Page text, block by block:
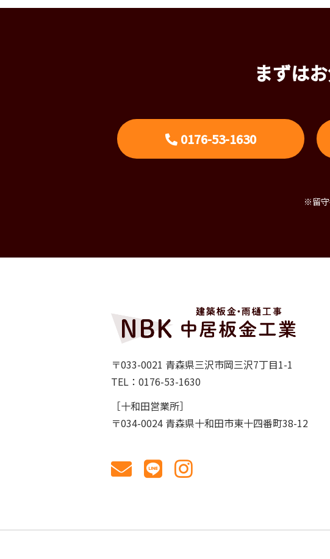
まずは
0176-53-1630
※留守
〒033-0021 青森県三沢市岡三沢7丁目1-1
［十和田営業所］
〒034-0024 青森県十和田市東十四番町38-12
TEL：0176-53-1630